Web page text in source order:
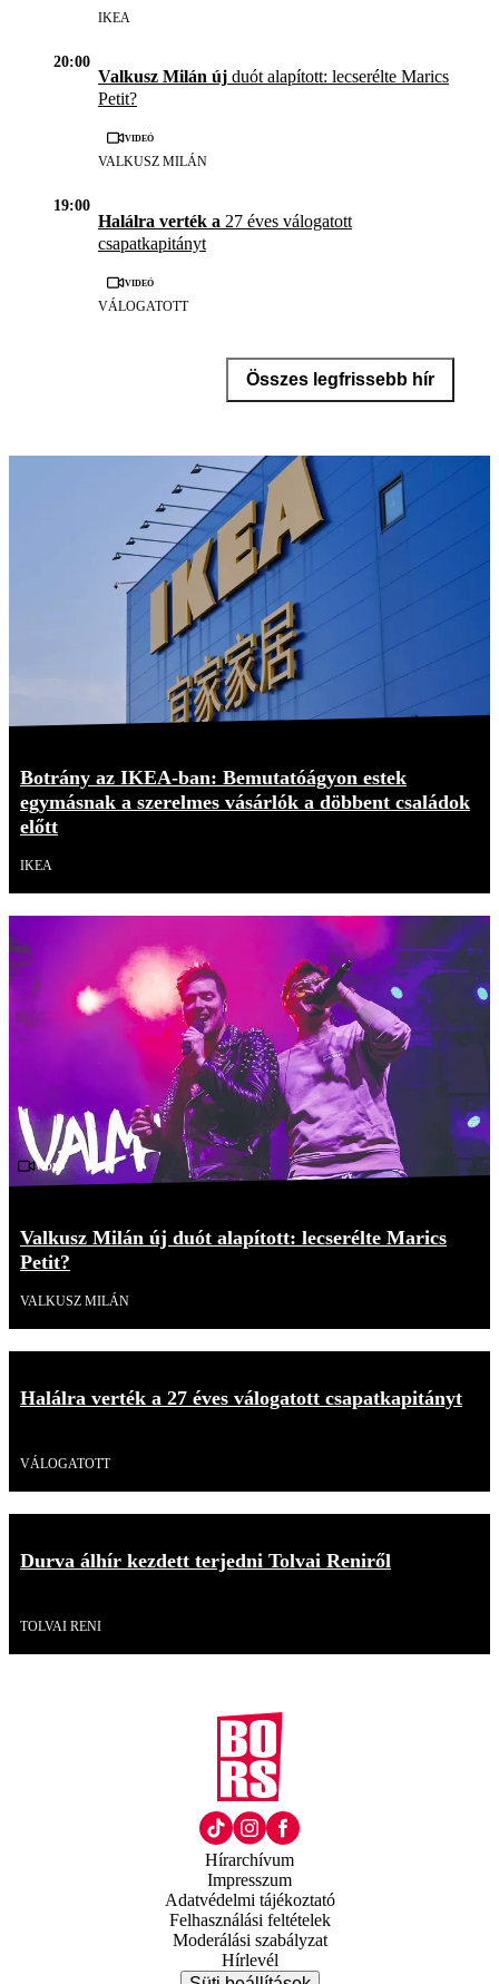
IKEA
20:00
Valkusz Milán új duót alapított: lecserélte Marics
Petit?
Videó
VALKUSZ MILÁN
19:00
Halálra verték a 27 éves válogatott
csapatkapitányt
Videó
VÁLOGATOTT
Összes legfrissebb hír
Botrány az IKEA-ban: Bemutatóágyon estek
egymásnak a szerelmes vásárlók a döbbent családok
előtt
IKEA
Videó
Valkusz Milán új duót alapított: lecserélte Marics
Petit?
VALKUSZ MILÁN
Halálra verték a 27 éves válogatott csapatkapitányt
VÁLOGATOTT
Durva álhír kezdett terjedni Tolvai Reniről
TOLVAI RENI
Hírarchívum
Impresszum
Adatvédelmi tájékoztató
Felhasználási feltételek
Moderálási szabályzat
Hírlevél